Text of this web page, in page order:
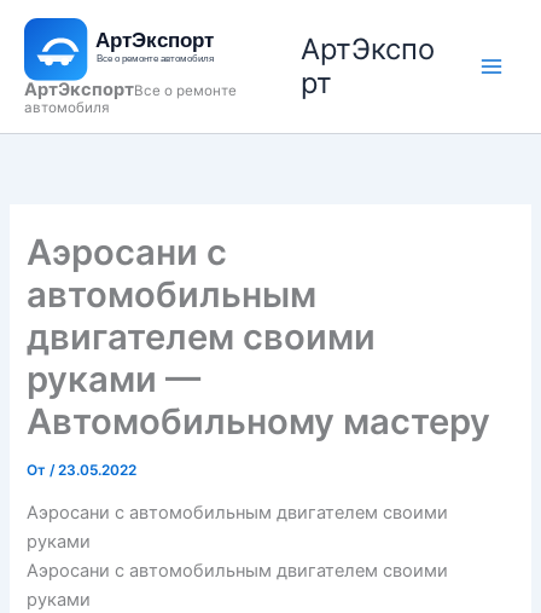
Перейти
содержимому
АртЭкспортВсе о ремонте
автомобиля
АртЭкспо
рт
Аэросани с
автомобильным
двигателем своими
руками —
Автомобильному мастеру
От /23.05.2022
Аэросани с автомобильным двигателем своими
руками
Аэросани с автомобильным двигателем своими
руками